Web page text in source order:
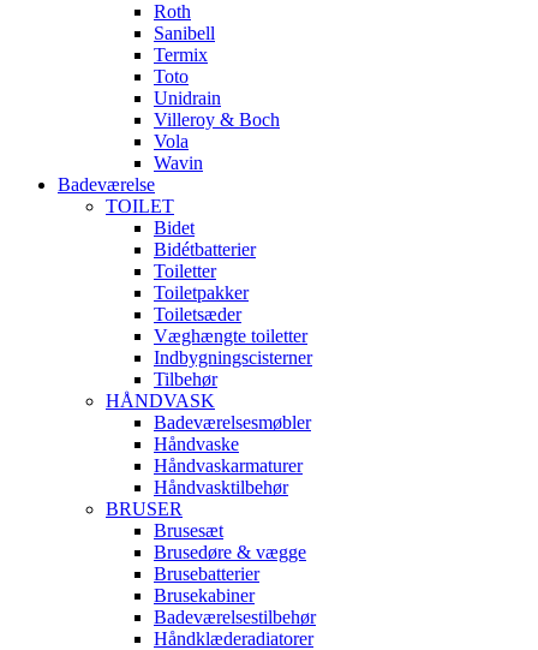
Roth
Sanibell
Termix
Toto
Unidrain
Villeroy & Boch
Vola
Wavin
Badeværelse
TOILET
Bidet
Bidétbatterier
Toiletter
Toiletpakker
Toiletsæder
Væghængte toiletter
Indbygningscisterner
Tilbehør
HÅNDVASK
Badeværelsesmøbler
Håndvaske
Håndvaskarmaturer
Håndvasktilbehør
BRUSER
Brusesæt
Brusedøre & vægge
Brusebatterier
Brusekabiner
Badeværelsestilbehør
Håndklæderadiatorer